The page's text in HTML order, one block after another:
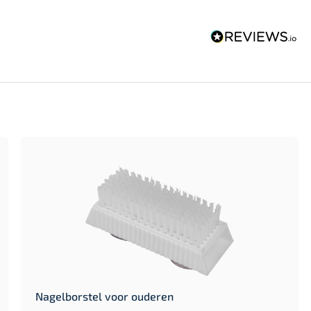
Nagelborstel voor ouderen